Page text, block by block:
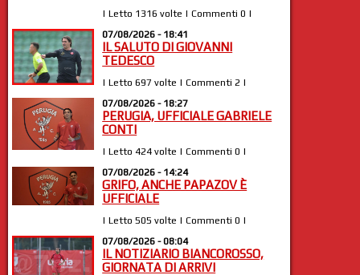
| Letto 1316 volte | Commenti 0 |
07/08/2026 - 18:41
IL SALUTO DI GIOVANNI
TEDESCO
| Letto 697 volte | Commenti 2 |
07/08/2026 - 18:27
PERUGIA, UFFICIALE GABRIELE
CONTI
| Letto 424 volte | Commenti 0 |
07/08/2026 - 14:24
GRIFO, ANCHE PAPAZOV È
UFFICIALE
| Letto 505 volte | Commenti 0 |
07/08/2026 - 08:04
IL NOTIZIARIO BIANCOROSSO,
GIORNATA DI ARRIVI